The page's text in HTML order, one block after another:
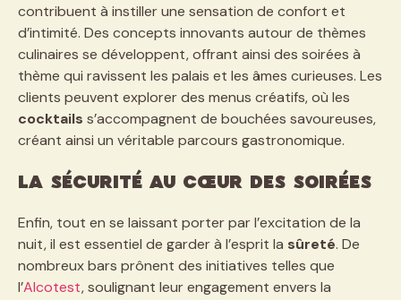
contribuent à instiller une sensation de confort et
d’intimité. Des concepts innovants autour de thèmes
culinaires se développent, offrant ainsi des soirées à
thème qui ravissent les palais et les âmes curieuses. Les
clients peuvent explorer des menus créatifs, où les
cocktails s’accompagnent de bouchées savoureuses,
créant ainsi un véritable parcours gastronomique.
La sécurité au cœur des soirées
Enfin, tout en se laissant porter par l’excitation de la
nuit, il est essentiel de garder à l’esprit la sûreté. De
nombreux bars prônent des initiatives telles que
l’Alcotest, soulignant leur engagement envers la